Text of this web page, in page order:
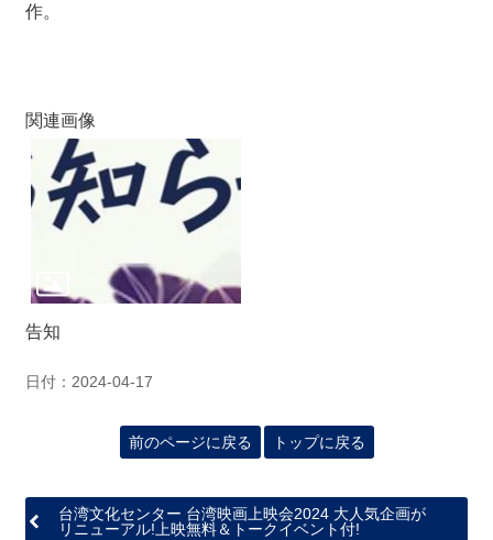
作。
関連画像
告知
日付：2024-04-17
前のページに戻る トップに戻る
台湾文化センター 台湾映画上映会2024 大人気企画が
リニューアル!上映無料＆トークイベント付!